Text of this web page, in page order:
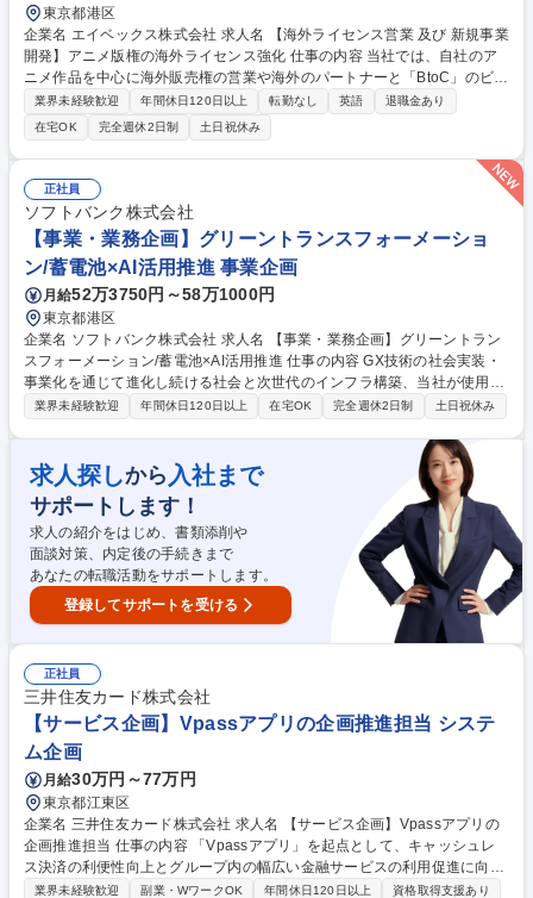
東京都港区
企業名 エイベックス株式会社 求人名 【海外ライセンス営業 及び 新規事業
開発】アニメ版権の海外ライセンス強化 仕事の内容 当社では、自社のア
ニメ作品を中心に海外販売権の営業や海外のパートナーと「BtoC」のビジ
ネス開発などを行っており、本ポジションは映像作品や関連商品を世界中
に届けることをミッションとしております。 【海外へのライセンス】■ア
ニメと実写の版権をアジア・欧米の映像会社へライセンスするための営業
活動 ■契約交渉/契約締結 ■海外マーケット・イベント参加 ■ライセンス素
材の管理、監修 【海外での新規事業開発】■海外でアニメ版権を活用した
B to C事業を開発 ■新規案件のフロー構築、立案 ■アニメ映像コンテンツ
の買付 ※入社後すぐに出向としてエイベックス・ピクチャーズ(株)勤務と
なります 募集職種 【海外ライセンス営業 及び 新規事業開発】アニメ版権
の海外ライセンス強化
業界未経験歓迎 年間休日120日以上 転勤なし 英語
退職金あり
在宅OK
完全週休2日制 土日祝休み
正社員
ソフトバンク株式会社
【事業・業務企画】グリーントランスフォーメーショ
ン/蓄電池×AI活用推進 事業企画
月給52万3750円～58万1000円
東京都港区
企業名 ソフトバンク株式会社 求人名 【事業・業務企画】グリーントラン
スフォーメーション/蓄電池×AI活用推進 仕事の内容 GX技術の社会実装・
事業化を通じて進化し続ける社会と次世代のインフラ構築、当社が使用す
るカーボンニュートラル電力の調達・最適化の推進をミッションに、GX
や省エネルギーに関する調査・分析・レポート、重要会議体への付議対応
など ■GXに関する戦略および企画の策定・推進業務 ■地方分散データセン
ター向け電力調達の検討 ■エネルギーマネジメント／カーボンニュートラ
ル関連ソリューションのビジネス化推進 ■GXに関する経営層の特命事項対
応■当本部の運営に関わる業務企画と推進■社内外のアライアンス推進 募
集職種 【事業・業務企画】グリーントランスフォーメーション/蓄電池×AI
活用推進
業界未経験歓迎 年間休日120日以上 在宅OK 完全週休2日制 土日祝休み
求人探しから 入社まで
サポートします！
求人の紹介をはじめ、書類添削や
面談対策、内定後の手続きまで
あなたの転職活動をサポートします。
登録してサポートを受ける
正社員
三井住友カード株式会社
【サービス企画】Vpassアプリの企画推進担当 システ
ム企画
月給30万円～77万円
東京都江東区
企業名 三井住友カード株式会社 求人名 【サービス企画】Vpassアプリの
企画推進担当 仕事の内容 「Vpassアプリ」を起点として、キャッシュレ
ス決済の利便性向上とグループ内の幅広い金融サービスの利用促進に向
け、顧客のデジタル体験の高度化を推進することがミッションです。 ■主
業界未経験歓迎 副業・WワークOK 年間休日120日以上
資格取得支援あり